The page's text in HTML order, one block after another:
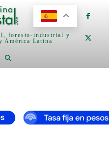
foresto-industrial y
América Latina